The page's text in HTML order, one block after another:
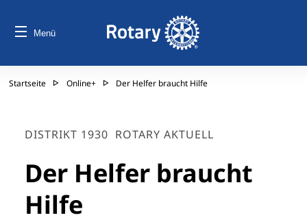
Menü
Startseite Online+ Der Helfer braucht Hilfe
DISTRIKT 1930 ROTARY AKTUELL
Der Helfer braucht
Hilfe